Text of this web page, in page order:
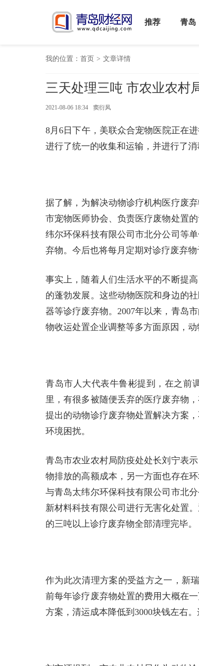
推荐 青岛
我的位置： 首页 > 文章详情
三天处理三吨 市农业农村
2021-08-06 18:34 窦衍凤
8月6日下午，美联众合宠物医院正在
进行了统一的收集和运输，并进行了消
据了解，为解决动物诊疗机构医疗废
市宠物医师协会、负责医疗废物处置
纬尔环保科技有限公司市北分公司等
弃物。今后也将每月定期对诊疗废弃
事实上，随着人们生活水平的不断提
的蓬勃发展。这些动物医院和身边的
器等诊疗废弃物。2007年以来，青岛
物收运处置企业调整等多方面原因，
青岛市人大代表牛鲁彬提到，在之前
里，有很多被随便丢弃的医疗废弃物
提出的动物诊疗废弃物处置解决方案
环境困扰。
青岛市农业农村局防疫处处长刘宁表
物排放的高额成本，另一方面也存在
与青岛太纬尔环保科技有限公司市北
新材料科技有限公司进行无害化处置
的三吨以上诊疗废弃物全部清理完毕。
作为此次清理方案的受益方之一，新
前每年诊疗废弃物处置的费用大概在
方案，清运成本降低到3000块钱左右